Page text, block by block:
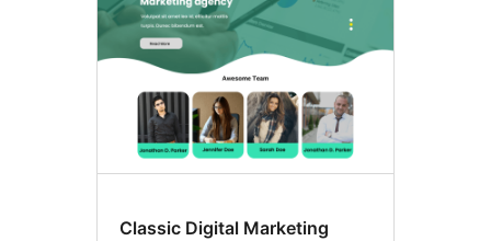
Classic Digital Marketing